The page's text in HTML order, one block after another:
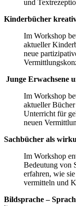
und
Kinderbücher
Im Workshop
aktueller
neue
Junge Erwachsene
Im Workshop
aktueller
Unterricht für
neuen
Sachbücher als
Im Workshop
Bedeutung von
erfahren, wie
vermitteln und
Bildsprache –